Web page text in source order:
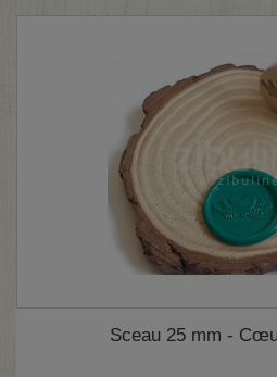
Sceau 25 mm -